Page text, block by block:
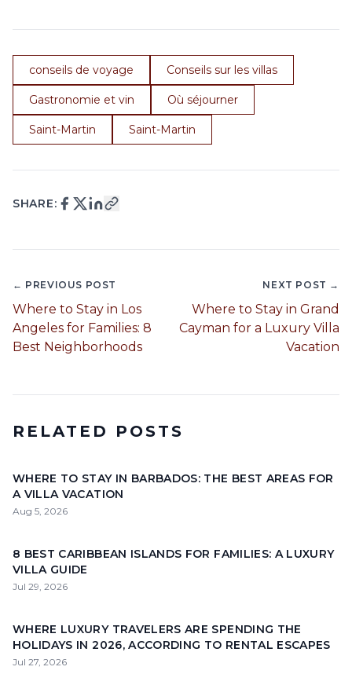
conseils de voyage Conseils sur les villas
Gastronomie et vin Où séjourner
Saint-Martin Saint-Martin
SHARE:
← PREVIOUS POST
Where to Stay in Los
Angeles for Families: 8
Best Neighborhoods
NEXT POST →
Where to Stay in Grand
Cayman for a Luxury Villa
Vacation
RELATED POSTS
WHERE TO STAY IN BARBADOS: THE BEST AREAS FOR
A VILLA VACATION
Aug 5, 2026
8 BEST CARIBBEAN ISLANDS FOR FAMILIES: A LUXURY
VILLA GUIDE
Jul 29, 2026
WHERE LUXURY TRAVELERS ARE SPENDING THE
HOLIDAYS IN 2026, ACCORDING TO RENTAL ESCAPES
Jul 27, 2026